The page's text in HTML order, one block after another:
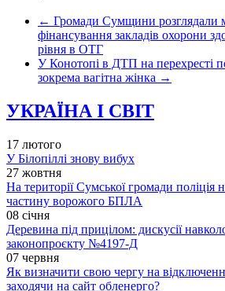
← Громади Сумщини розглядали
фінансування закладів охорони
рівня в ОТГ
У Конотопі в ДТП на перехресті
зокрема вагітна жінка →
УКРАЇНА І СВІТ
17 лютого
У Білопіллі знову вибух
27 жовтня
На території Сумської громади поліція
частину ворожого БПЛА
08 січня
Деревина під прицілом: дискусії
законопроєкту №4197-Д
07 червня
Як визначити свою чергу на
заходячи на сайт обленерго?